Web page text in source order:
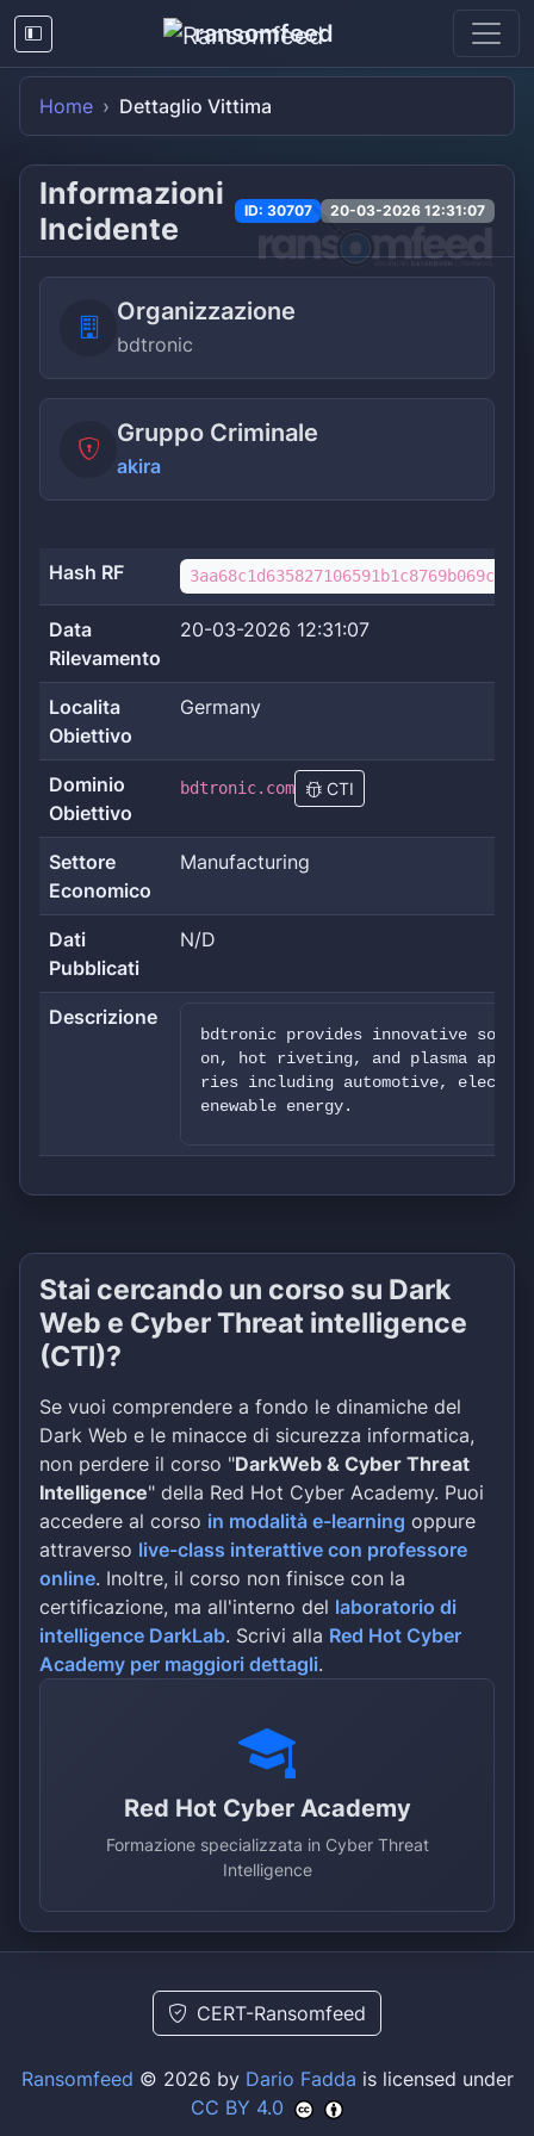
ransomfeed
Home Dettaglio Vittima
Informazioni
Incidente
ID: 30707 20-03-2026 12:31:07
Organizzazione
bdtronic
Gruppo Criminale
akira
Hash RF
Data
Rilevamento
20-03-2026 12:31:07
Localita
Obiettivo
Germany
Dominio
Obiettivo
bdtronic.com CTI
Settore
Economico
Manufacturing
Dati
Pubblicati
N/D
Descrizione
bdtronic provides innovative
on, hot riveting, and plasma
ries including automotive,
enewable energy.
We will upload 40gb of corporate
s, SpaceX project files, other
Stai cercando un corso su Dark
Web e Cyber Threat intelligence
(CTI)?
Se vuoi comprendere a fondo le dinamiche del
Dark Web e le minacce di sicurezza informatica,
non perdere il corso "DarkWeb & Cyber Threat
Intelligence" della Red Hot Cyber Academy. Puoi
accedere al corso in modalità e-learning oppure
attraverso live-class interattive con professore
online. Inoltre, il corso non finisce con la
certificazione, ma all'interno del laboratorio di
intelligence DarkLab. Scrivi alla Red Hot Cyber
Academy per maggiori dettagli.
Red Hot Cyber Academy
Formazione specializzata in Cyber Threat
Intelligence
CERT-Ransomfeed
Ransomfeed © 2026 by Dario Fadda is licensed under
CC BY 4.0